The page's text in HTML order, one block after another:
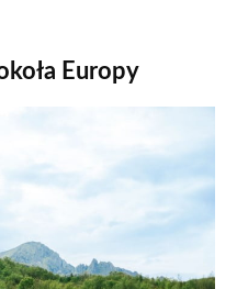
Europy